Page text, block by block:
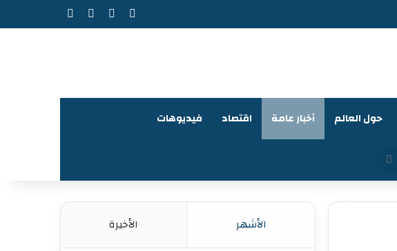
فيسبوك ‫YouTube
حول العالم أخبار عامة اقتصاد فيديوهات
عن
الأشهر الأخيرة